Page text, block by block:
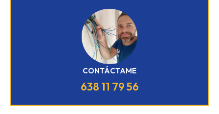
CONTÁCTAME
638 11 79 56